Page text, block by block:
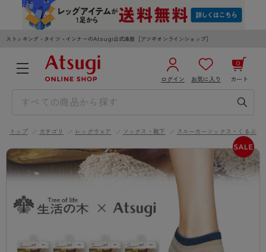
ストッキング・タイツ・インナーのAtsugi公式通販［アツギオンラインショップ］
ログイン お気に入り カート
0
カートを見る
3,980円以上のご購入で送料無料
ログイン／新規会員登録
KIDS
トップ カテゴリ レッグウェア ソックス・靴下 スニーカーソックス・くるぶし